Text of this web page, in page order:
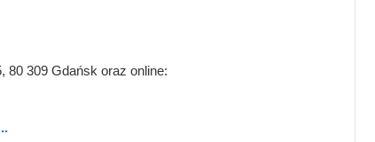
80 309 Gdańsk oraz online: